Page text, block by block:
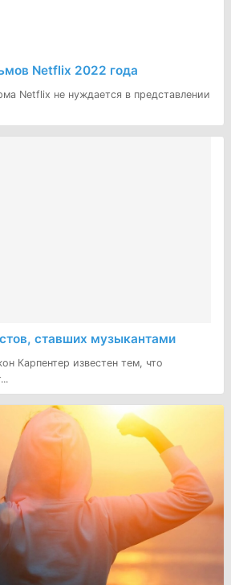
Netflix 2022 года
Netflix не нуждается в представлении
ставших музыкантами
Карпентер известен тем, что